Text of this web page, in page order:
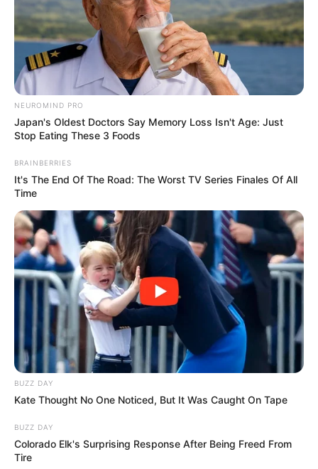
NT
Συντακτική Ομάδα
Δημοσίευση
07/09/2025, 18:56 · 6:56 ΜΜ
Τελευταία ενημέρωση
07/09/2025, 18:56 · 6:56 ΜΜ
Κοινοποίησε άρθρο
Προσθήκη τοnewstok.gr στην Google
Ανακαλύψτε περισσότερα άρθρα στα αποτελέσματα
αναζήτησης.
NEUROMIND PRO
Japan's Oldest Doctors Say Memory Loss Isn't Age: Just
Stop Eating These 3 Foods
BRAINBERRIES
It's The End Of The Road: The Worst TV Series Finales Of All
Time
BUZZ DAY
Kate Thought No One Noticed, But It Was Caught On Tape
BUZZ DAY
Colorado Elk's Surprising Response After Being Freed From
Tire